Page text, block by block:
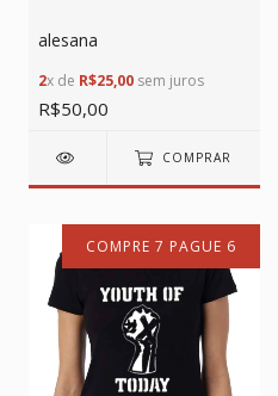
alesana
2x de R$25,00 sem juros
R$50,00
COMPRAR
COMPRE 7 PAGUE 6